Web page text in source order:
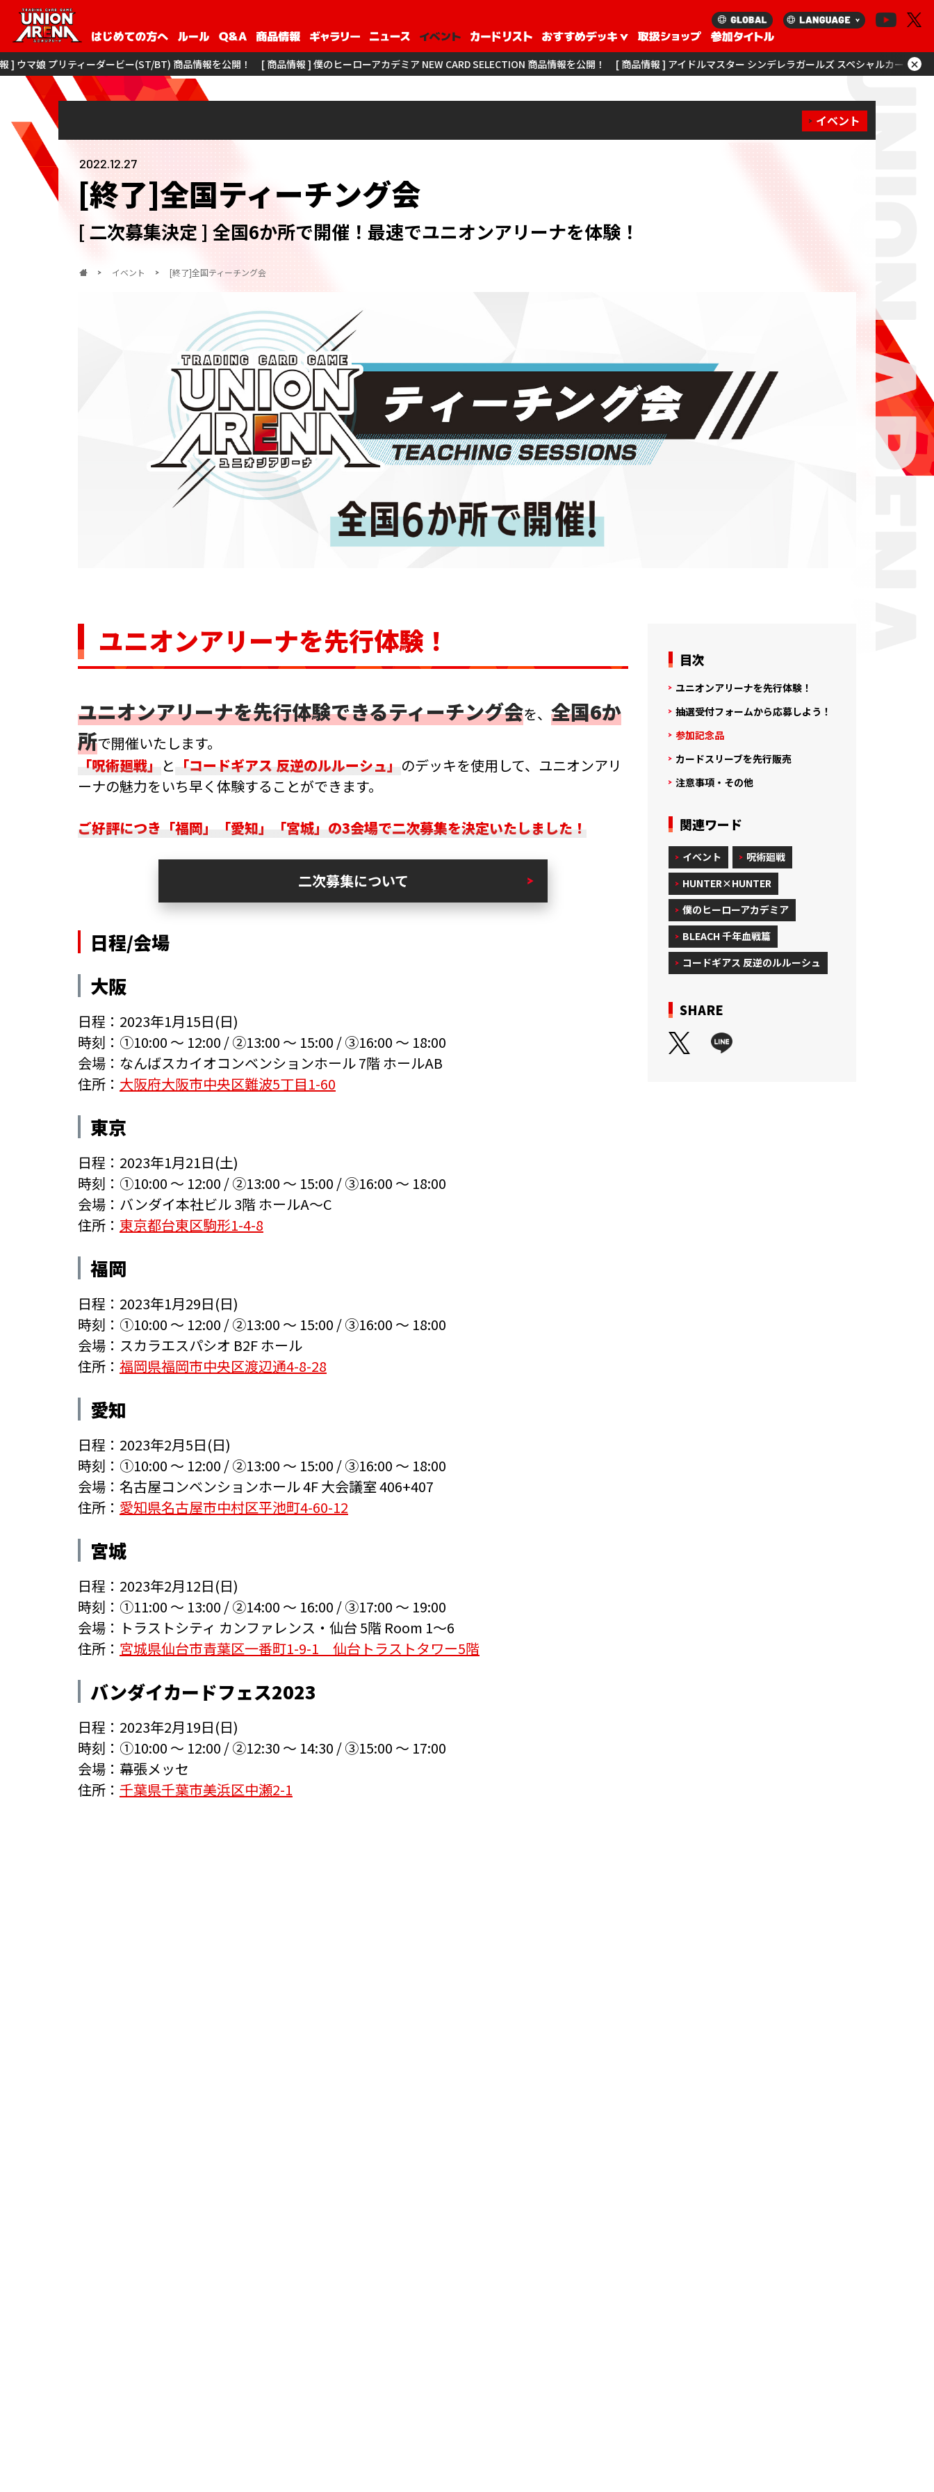
ービー(ST/BT) 商品情報を公開！ [ 商品情報 ] 僕のヒーローアカデミア NEW CARD SELECTION 商品情報を公開！ [ 商品情報 ] アイドルマスター シンデレラガールズ スペシャルカードサプライセットを更新！
×
イベント
2022.12.27
[終了]全国ティーチング会
[ 二次募集決定 ] 全国6か所で開催！最速でユニオンアリーナを体験！
イベント [終了]全国ティーチング会
ユニオンアリーナを先行体験！
ユニオンアリーナを先行体験できるティーチング会を、 全国6か
所で開催いたします。
「呪術廻戦」 と 「コードギアス 反逆のルルーシュ」 のデッキを使用して、ユニオンアリ
ーナの魅力をいち早く体験することができます。
ご好評につき「福岡」「愛知」「宮城」の3会場で二次募集を決定いたしました！
二次募集について
日程/会場
大阪
日程：2023年1月15日(日)
時刻： ①10:00 ～ 12:00 /②13:00 ～ 15:00 /③16:00 ～ 18:00
会場： なんばスカイオコンベンションホール 7階ホールAB
住所： 大阪府大阪市中央区難波5丁目1-60
東京
日程：2023年1月21日(土)
時刻： ①10:00 ～ 12:00 /②13:00 ～ 15:00 /③16:00 ～ 18:00
会場： バンダイ本社ビル 3階 ホールA～C
住所： 東京都台東区駒形1-4-8
福岡
日程：2023年1月29日(日)
時刻： ①10:00 ～ 12:00 /②13:00 ～ 15:00 /③16:00 ～ 18:00
会場： スカラエスパシオ B2F ホール
住所： 福岡県福岡市中央区渡辺通4-8-28
愛知
日程：2023年2月5日(日)
時刻： ①10:00 ～ 12:00 /②13:00 ～ 15:00 /③16:00 ～ 18:00
会場： 名古屋コンベンションホール 4F 大会議室 406+407
住所： 愛知県名古屋市中村区平池町4-60-12
宮城
日程：2023年2月12日(日)
時刻： ①11:00 ～ 13:00 /②14:00 ～ 16:00 /③17:00 ～ 19:00
会場： トラストシティ カンファレンス・仙台 5階 Room 1～6
住所： 宮城県仙台市青葉区一番町1-9-1 仙台トラストタワー5階
バンダイカードフェス2023
日程：2023年2月19日(日)
時刻： ①10:00 ～ 12:00 /②12:30 ～ 14:30 /③15:00 ～ 17:00
会場： 幕張メッセ
住所： 千葉県千葉市美浜区中瀬2-1
目次
ユニオンアリーナを先行体験！
抽選受付フォームから応募しよう！
参加記念品
カードスリーブを先行販売
注意事項・その他
関連ワード
イベント
呪術廻戦
HUNTER×HUNTER
僕のヒーローアカデミア
BLEACH 千年血戦篇
コードギアス 反逆のルルーシュ
SHARE